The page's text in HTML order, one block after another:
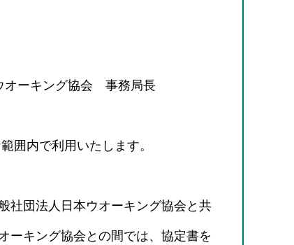
ーキング協会 事務局長
囲内で利用いたします。
社団法人日本ウオーキング協会と共
ーキング協会との間では、協定書を